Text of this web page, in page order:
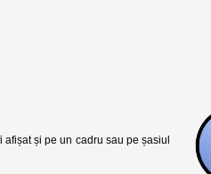
și pe un cadru sau pe șasiul